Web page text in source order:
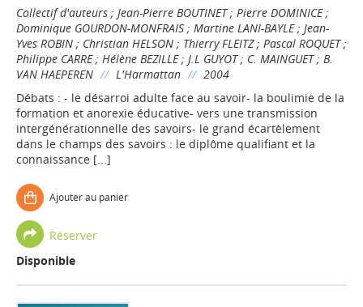
Collectif d'auteurs ; Jean-Pierre BOUTINET; Pierre DOMINICE;
Dominique GOURDON-MONFRAIS ; Martine LANI-BAYLE; Jean-
Yves ROBIN ; Christian HELSON ; Thierry FLEITZ; Pascal ROQUET;
Philippe CARRE; Hélène BEZILLE; J.L GUYOT; C. MAINGUET; B.
VAN HAEPEREN // L'Harmattan // 2004
Débats : - le désarroi adulte face au savoir- la boulimie de la
formation et anorexie éducative- vers une transmission
intergénérationnelle des savoirs- le grand écartèlement
dans le champs des savoirs : le diplôme qualifiant et la
connaissance [...]
Ajouter au panier
Réserver
Disponible